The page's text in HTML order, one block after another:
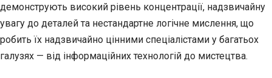
демонструють високий рівень концентрації, надзвичайну
увагу до деталей та нестандартне логічне мислення, що
робить їх надзвичайно цінними спеціалістами у багатьох
галузях — від інформаційних технологій до мистецтва.